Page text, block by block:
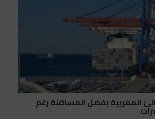
المغربية بفضل المسافنة رغم